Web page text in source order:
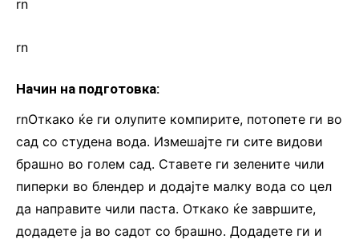
rn
rn
Начин на подготовка:
rnОткако ќе ги олупите компирите, потопете ги во
сад со студена вода. Измешајте ги сите видови
брашно во голем сад. Ставете ги зелените чили
пиперки во блендер и додајте малку вода со цел
да направите чили паста. Откако ќе завршите,
додадете ја во садот со брашно. Додадете ги и